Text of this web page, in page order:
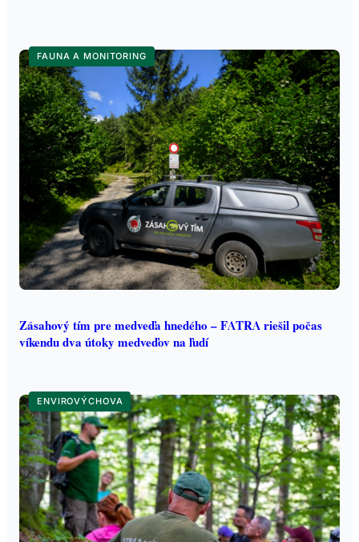
FAUNA A MONITORING
Zásahový tím pre medveďa hnedého – FATRA riešil počas
víkendu dva útoky medveďov na ľudí
ENVIROVÝCHOVA